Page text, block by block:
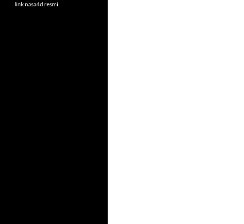
link nasa4d resmi